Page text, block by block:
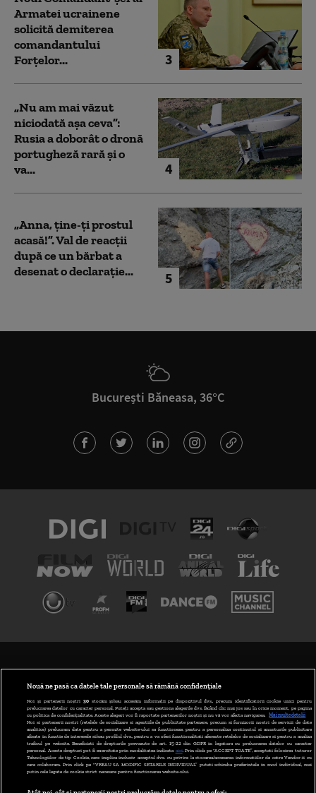
3
Armatei ucrainene
solicită demiterea
comandantului
Forțelor...
4
„Nu am mai văzut
niciodată așa ceva”:
Rusia a doborât o dronă
portugheză rară și o
va...
5
„Anna, ţine-ţi prostul
acasă!”. Val de reacții
după ce un bărbat a
desenat o declarație...
București Băneasa, 36°C
ABONARE DIGI TV
GESTIONAȚI PREFERINȚELE
CODUL DIGI24
CAMERE WEB
Nouă ne pasă ca datele tale personale să rămână confidențiale
Noi și partenerii noștri 30stocăm și/sau accesăm informații pe dispozitivul dvs., precum identificatorii cookie unici pentru
prelucrarea datelor cu caracter personal. Puteți accepta sau gestiona alegerile dvs. făcând clic mai jos sau în orice moment, pe pagina
cu politica de confidențialitate. Aceste alegeri vor fi raportate partenerilor noștri și nu vă vor afecta navigarea.
Mai multe detalii
Noi si partenerii nostri (retelele de socializare si agentiile de publicitate partenere, precum si furnizorii nostri de servicii de date
analitice) prelucram date pentru a permite website-ului sa functioneze, pentru a personaliza continutul si anunturile publicitare
afisate in functie de interesele si/sau profilul dvs., pentru a va oferi functionalitati aferente retelelor de socializare si pentru a analiza
traficul pe website. Beneficiati de drepturile prevazute de art. 15-22 din GDPR in legatura cu prelucrarea datelor cu caracter
personal. Aceste drepturi pot fi exercitate prin modalitatea indicata aici. Prin click pe “ACCEPT TOATE”, acceptati folosirea tuturor
Tehnologiilor de tip Cookie, care implica inclusiv acceptul dvs. cu privire la stocarea/accesarea informatiilor de catre Vendor-ii cu
care colaboram. Prin click pe “VREAU SA MODIFIC SETARILE INDIVIDUAL” puteti schimba preferintele in mod individual, mai
putin cele legate de cookie strict necesare pentru functionarea website-ului.